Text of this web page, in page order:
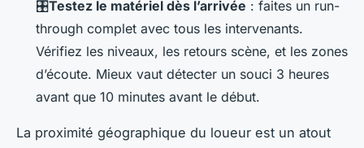
🎛️Testez le matériel dès l’arrivée : faites un run-
through complet avec tous les intervenants.
Vérifiez les niveaux, les retours scène, et les zones
d’écoute. Mieux vaut détecter un souci 3 heures
avant que 10 minutes avant le début.
La proximité géographique du loueur est un atout